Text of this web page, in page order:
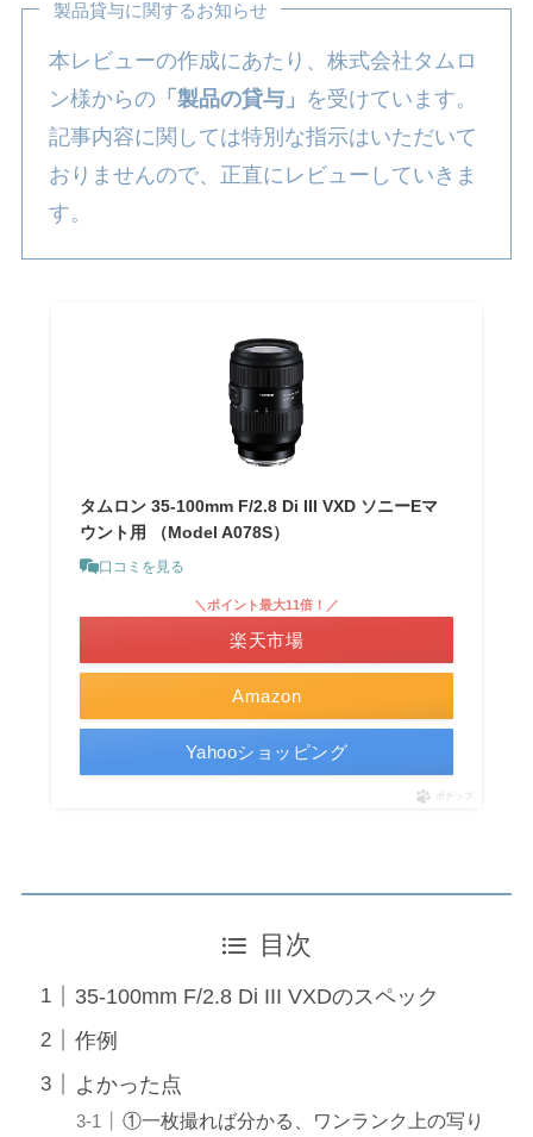
製品貸与に関するお知らせ
本レビューの作成にあたり、株式会社タムロ
ン様からの 「製品の貸与」 を受けています。
記事内容に関しては特別な指示はいただいて
おりませんので、正直にレビューしていきま
す。
タムロン 35-100mm F/2.8 Di III VXD ソニーEマ
ウント用 （Model A078S）
口コミを見る
Amazon
＼ポイント最大11倍！／
楽天市場
Yahooショッピング
ポチップ
目次
35-100mm F/2.8 Di III VXDのスペック
作例
よかった点
①一枚撮れば分かる、ワンランク上の写り